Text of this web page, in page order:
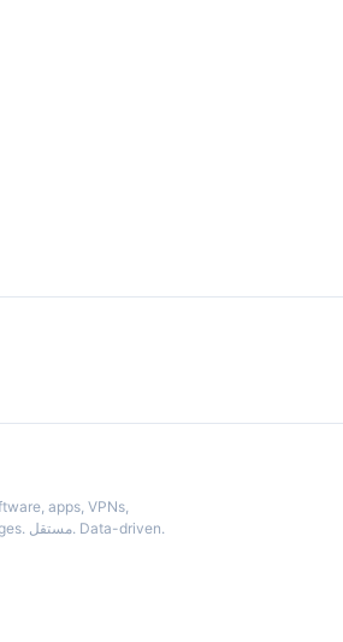
apps, VPNs,
games, and packages. مستقل. Data-driven.